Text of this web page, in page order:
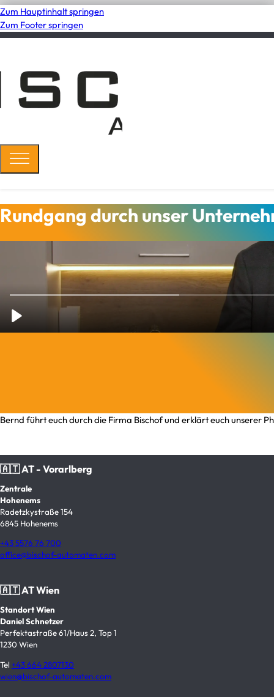
Zum Hauptinhalt springen
Zum Footer springen
Rundgang durch unser
Bernd führt euch durch die Firma Bischof und erklärt euch unserer
🇦🇹 AT - Vorarlberg
Zentrale
Hohenems
Radetzkystraße 154
6845 Hohenems
+43 5576 76 700
office@bischof-automaten.com
🇦🇹 AT Wien
Standort Wien
Daniel Schnetzer
Perfektastraße 61/Haus 2, Top 1
1230 Wien
Tel +43 664 2807130
wien@bischof-automaten.com